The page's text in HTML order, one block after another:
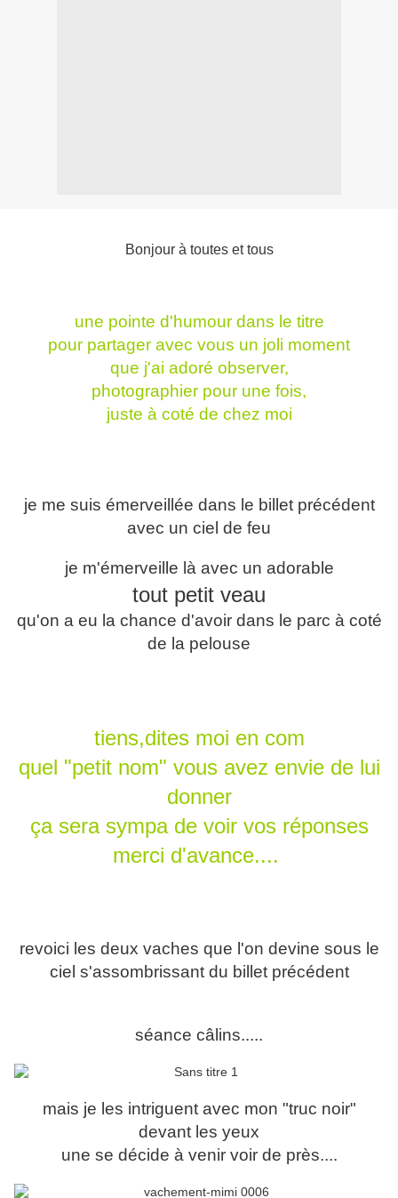
Bonjour à toutes et tous
une pointe d'humour dans le titre
pour partager avec vous un joli moment
que j'ai adoré observer,
photographier pour une fois,
juste à coté de chez moi
je me suis émerveillée dans le billet précédent
avec un ciel de feu
je m'émerveille là avec un adorable
tout petit veau
qu'on a eu la chance d'avoir dans le parc à coté
de la pelouse
tiens,dites moi en com
quel "petit nom" vous avez envie de lui
donner
ça sera sympa de voir vos réponses
merci d'avance....
revoici les deux vaches que l'on devine sous le
ciel s'assombrissant du billet précédent
séance câlins.....
mais je les intriguent avec mon "truc noir"
devant les yeux
une se décide à venir voir de près....